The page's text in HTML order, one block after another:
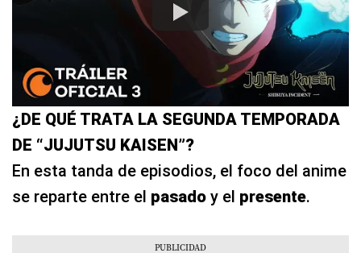
¿DE QUÉ TRATA LA SEGUNDA TEMPORADA
DE “JUJUTSU KAISEN”?
En esta tanda de episodios, el foco del anime
se reparte entre el pasado y el presente.